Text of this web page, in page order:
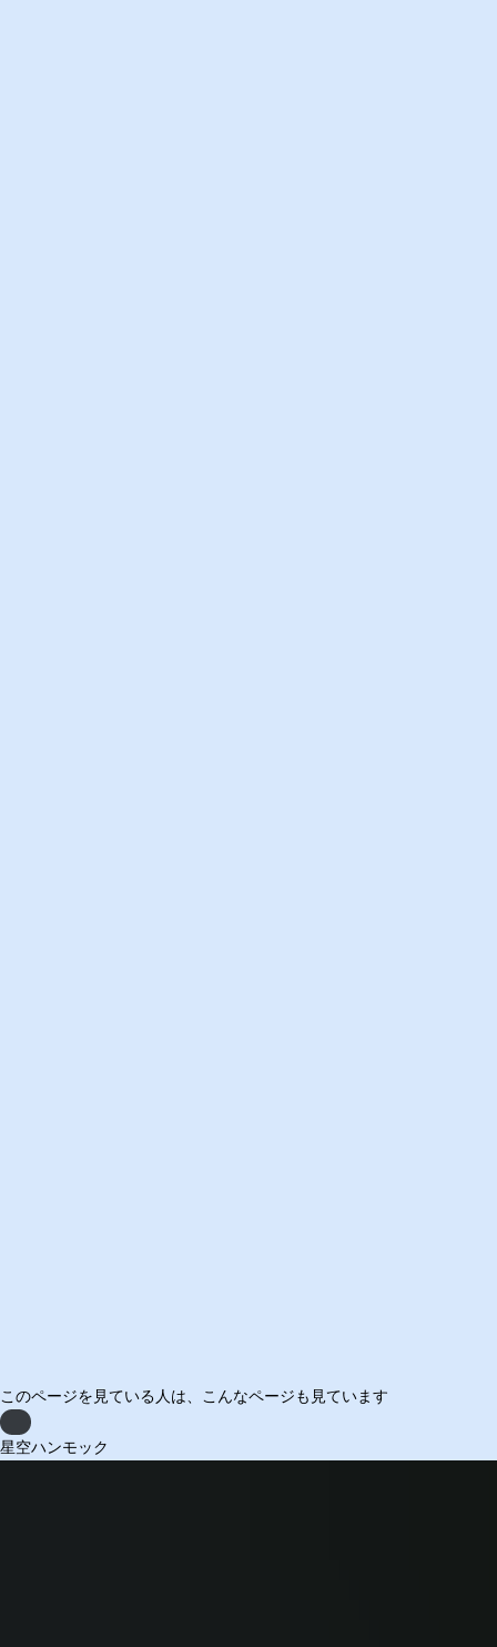
このページを見ている人は、
こんなページも見ています
Previous
星空ハンモック